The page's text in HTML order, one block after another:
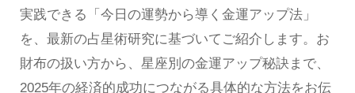
実践できる「今日の運勢から導く金運アップ法」
を、最新の占星術研究に基づいてご紹介します。お
財布の扱い方から、星座別の金運アップ秘訣まで、
2025年の経済的成功につながる具体的な方法をお伝